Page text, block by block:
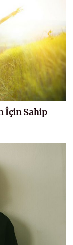
İçin Sahip